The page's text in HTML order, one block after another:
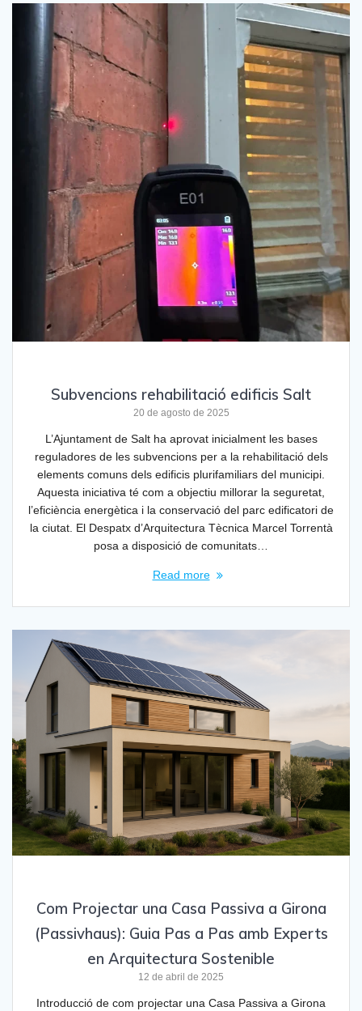
Subvencions rehabilitació edificis Salt
20 de agosto de 2025
L’Ajuntament de Salt ha aprovat inicialment les bases
reguladores de les subvencions per a la rehabilitació dels
elements comuns dels edificis plurifamiliars del municipi.
Aquesta iniciativa té com a objectiu millorar la seguretat,
l’eficiència energètica i la conservació del parc edificatori de
la ciutat. El Despatx d’Arquitectura Tècnica Marcel Torrentà
posa a disposició de comunitats…
Read more
Com Projectar una Casa Passiva a Girona
(Passivhaus): Guia Pas a Pas amb Experts
en Arquitectura Sostenible
12 de abril de 2025
Introducció de com projectar una Casa Passiva a Girona